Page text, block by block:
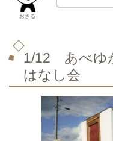
おさる
1/12 あべゆ
はなし会